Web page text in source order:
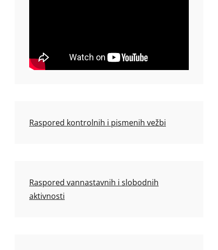
Raspored kontrolnih i pismenih vežbi
Raspored vannastavnih i slobodnih
aktivnosti